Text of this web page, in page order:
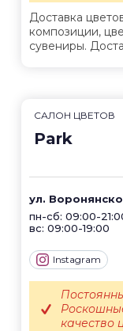
Доставка
композиции,
сувениры.
САЛОН ЦВЕТОВ
Park
ул.
пн-сб: 09:00-
вс: 09:00-19:00
Instagram
качество